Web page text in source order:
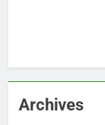
Archives